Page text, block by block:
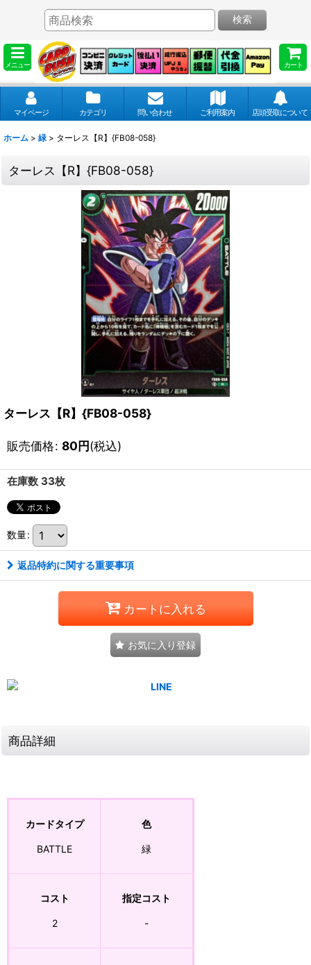
メニュー カート
検索
マイページ カテゴリ 問い合わせ ご利用案内 店頭受取について
ホーム > 緑 > ターレス【R】{FB08-058}
ターレス【R】{FB08-058}
ターレス【R】{FB08-058}
販売価格: 80円(税込)
在庫数 33枚
数量:
返品特約に関する重要事項
カートに入れる
お気に入り登録
商品詳細
カードタイプ
BATTLE
色
緑
コスト
2
指定コスト
-